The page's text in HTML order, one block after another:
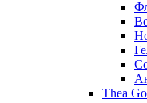
Thea